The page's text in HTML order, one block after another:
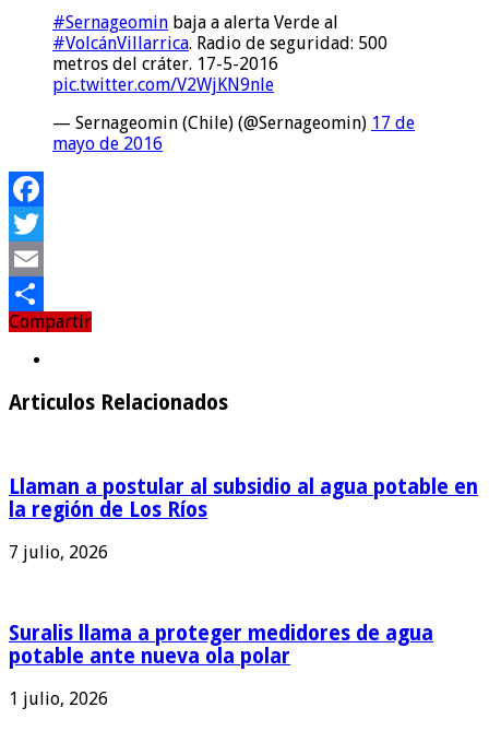
#Sernageomin baja a alerta Verde al
#VolcánVillarrica. Radio de seguridad: 500
metros del cráter. 17-5-2016
pic.twitter.com/V2WjKN9nle
— Sernageomin (Chile) (@Sernageomin) 17 de
mayo de 2016
Facebook
Twitter
Email
Compartir
Compartir
Articulos Relacionados
Llaman a postular al subsidio al agua potable en
la región de Los Ríos
7 julio, 2026
Suralis llama a proteger medidores de agua
potable ante nueva ola polar
1 julio, 2026